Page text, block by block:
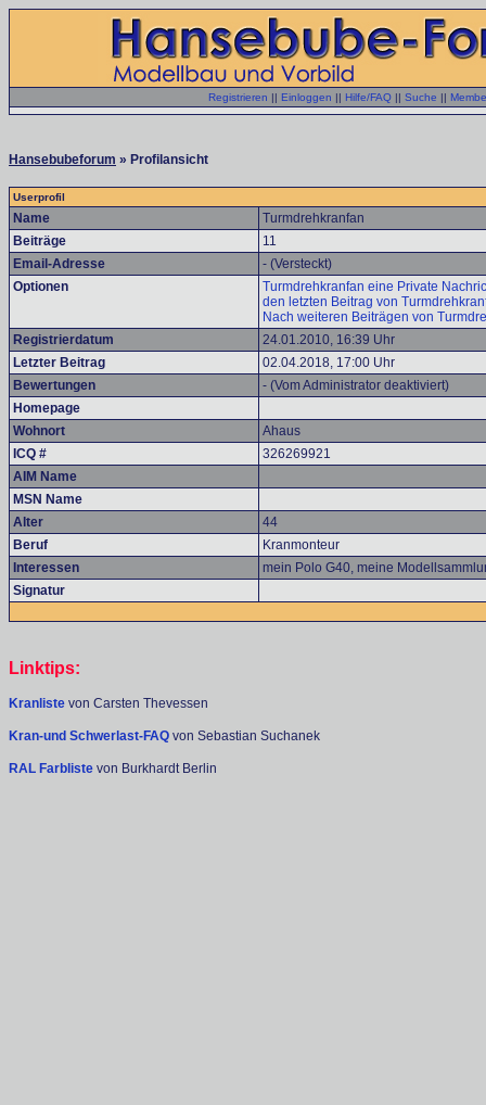
Registrieren || Einloggen || Hilfe/FAQ || Suche ||
Hansebubeforum » Profilansicht
Userprofil
Name
Turmdrehkranfan
Beiträge
11
Email-Adresse
- (Versteckt)
Optionen
Turmdrehkranfan eine Private
den letzten Beitrag von
Nach weiteren Beiträgen von
Registrierdatum
24.01.2010, 16:39 Uhr
Letzter Beitrag
02.04.2018, 17:00 Uhr
Bewertungen
- (Vom Administrator deaktiviert)
Homepage
Wohnort
Ahaus
ICQ #
326269921
AIM Name
MSN Name
Alter
44
Beruf
Kranmonteur
Interessen
mein Polo G40, meine
Signatur
Linktips:
Kranliste von Carsten Thevessen
Kran-und Schwerlast-FAQ von Sebastian Suchanek
RAL Farbliste von Burkhardt Berlin